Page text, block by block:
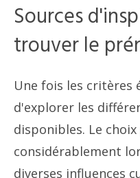
Sources
trouver le
Une fois les critères
d'explorer les
disponibles. Le
considérablement
diverses influences